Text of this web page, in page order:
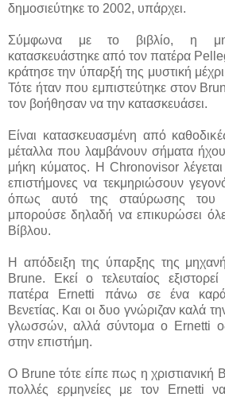
δημοσιεύτηκε το 2002, υπάρχει.
Σύμφωνα με το βιβλίο, η
κατασκευάστηκε από τον πατέρα
κράτησε την ύπαρξή της μυστική
Τότε ήταν που εμπιστεύτηκε στον
τον βοήθησαν να την κατασκευάσει.
Είναι κατασκευασμένη από
μέταλλα που λαμβάνουν σήματα
μήκη κύματος. Η Chronovisor
επιστήμονες να τεκμηριώσουν
όπως αυτό της σταύρωσης του
μπορούσε δηλαδή να επικυρώσει
Βίβλου.
Η απόδειξη της ύπαρξης της
Brune. Εκεί ο τελευταίος
πατέρα Ernetti πάνω σε ένα
Βενετίας. Και οι δυο γνώριζαν καλά
γλωσσών, αλλά σύντομα ο Ernetti
στην επιστήμη.
Ο Brune τότε είπε πως η χριστιανική
πολλές ερμηνείες με τον Ernetti να